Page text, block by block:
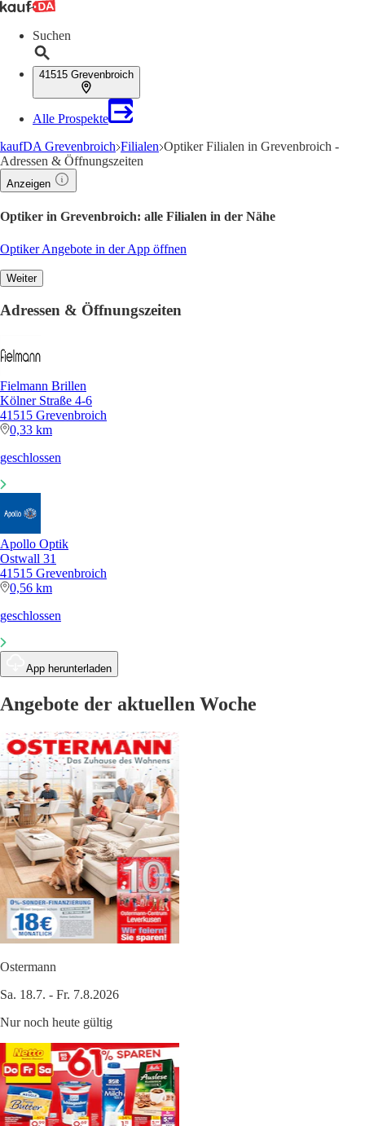
Suchen
41515 Grevenbroich
Alle Prospekte
kaufDA Grevenbroich Filialen Optiker Filialen in Grevenbroich -
Adressen & Öffnungszeiten
Anzeigen
Optiker in Grevenbroich: alle Filialen in der Nähe
Optiker Angebote in der App öffnen
Weiter
Adressen & Öffnungszeiten
Fielmann Brillen
Kölner Straße 4-6
41515 Grevenbroich
0,33 km
geschlossen
Apollo Optik
Ostwall 31
41515 Grevenbroich
0,56 km
geschlossen
App herunterladen
Angebote der aktuellen Woche
Ostermann
Sa. 18.7. - Fr. 7.8.2026
Nur noch heute gültig